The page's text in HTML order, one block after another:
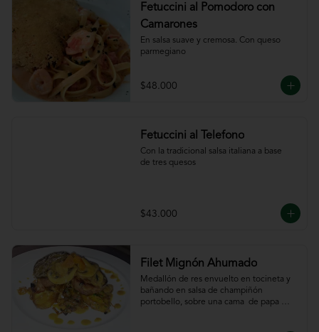
Fetuccini al Pomodoro con
Camarones
En salsa suave y cremosa. Con queso
parmegiano
$48.000
Fetuccini al Telefono
Con la tradicional salsa italiana a base
de tres quesos
$43.000
Filet Mignón Ahumado
Medallón de res envuelto en tocineta y
bañando en salsa de champiñón
portobello, sobre una cama  de papa